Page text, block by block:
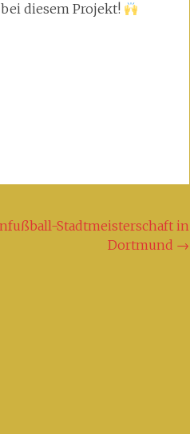
diesem Projekt!
Stadtmeisterschaft in
Dortmund →